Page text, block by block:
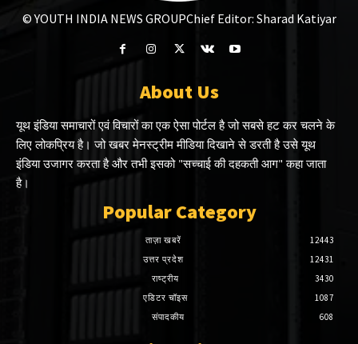
© YOUTH INDIA NEWS GROUPChief Editor: Sharad Katiyar
About Us
यूथ इंडिया समाचारों एवं विचारों का एक ऐसा पोर्टल है जो सबसे हट कर चलने के
लिए लोकप्रिय है। जो खबर मेनस्ट्रीम मीडिया दिखाने से डरती है उसे यूथ
इंडिया उजागर करता है और तभी इसको "सच्चाई की दहकती आग" कहा जाता
है।
Popular Category
ताज़ा खबरें
12443
उत्तर प्रदेश
12431
राष्ट्रीय
3430
एडिटर चॉइस
1087
संपादकीय
608